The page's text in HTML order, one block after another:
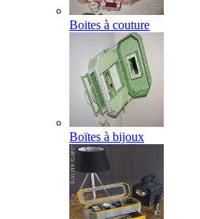
Boites à couture
Boïtes à bijoux